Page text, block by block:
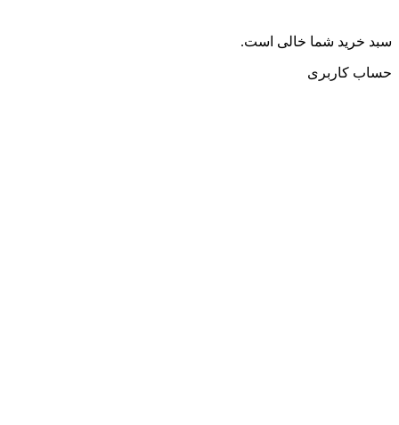
سبد خرید شما خالی است.
حساب کاربری